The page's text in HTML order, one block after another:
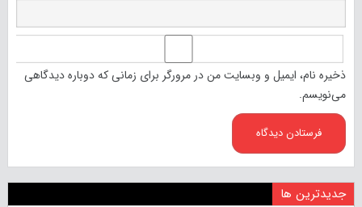
ذخیره نام، ایمیل و وبسایت من در مرورگر برای زمانی که دوباره دیدگاهی
می‌نویسم.
جدیدترین ها